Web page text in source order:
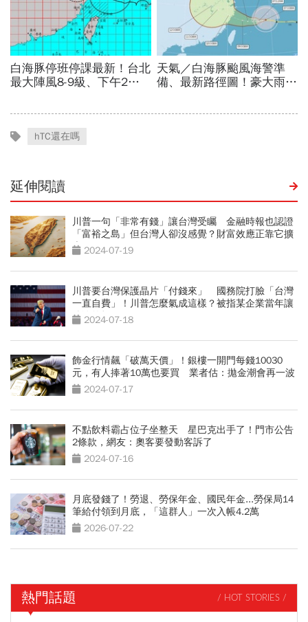
hTC還在嗎
延伸閱讀
川普一句「非常有錢」讓台灣受矚 金融時報也認證
「富裕之島」但台灣人卻沒感覺？財富效應正靠它擴
大 2024-07-19
川普要台灣保護晶片「付錢來」 國務院打臉「台灣
一直自費」！川普怎麼氣成這樣？被指某企業當年讓
他淪笑柄
2024-07-18
飾金行情飆「破萬天價」！銀樓一開門每錢10030
元，有人捧著10萬也要買 業者估：拋金潮會再一波
2024-07-17
不點飲料霸占位子坐整天 星巴克出手了！門市公告
2條款，網友：奧客要發動客訴了
2024-07-16
月底發錢了！勞退、勞保年金、國民年金...勞保局14
筆給付領到月底，「這群人」一次入帳4.2萬
2026-07-22
熱門話題 / HOT STORIES /